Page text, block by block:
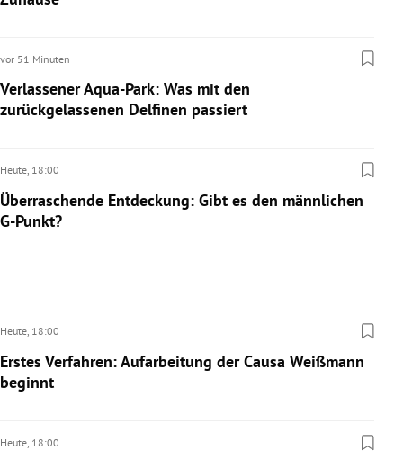
Untermenü
Untermenü
Untermenü
vor 51 Minuten
Verlassener Aqua-Park: Was mit den
zurückgelassenen Delfinen passiert
Heute, 18:00
Überraschende Entdeckung: Gibt es den männlichen
G-Punkt?
Heute, 18:00
Erstes Verfahren: Aufarbeitung der Causa Weißmann
beginnt
Heute, 18:00